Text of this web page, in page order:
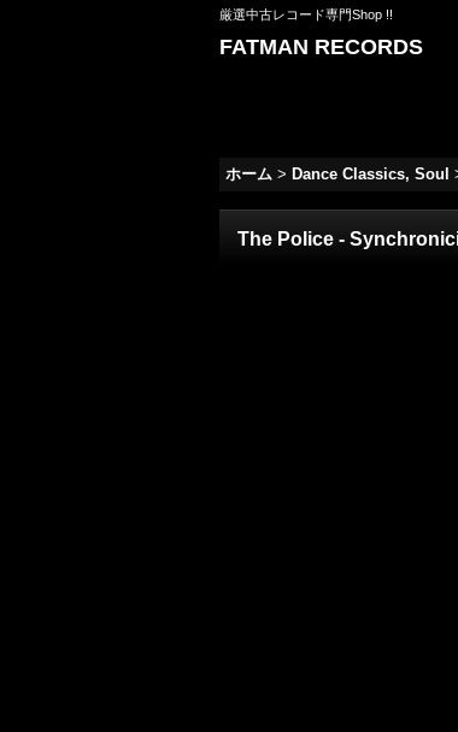
厳選中古レコード専門Shop !!
FATMAN RECORDS
ホーム > Dance Classics, Soul
The Police -